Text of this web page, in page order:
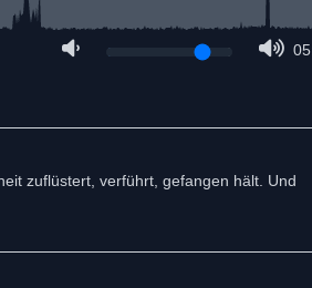
zuflüstert, verführt, gefangen hält. Und